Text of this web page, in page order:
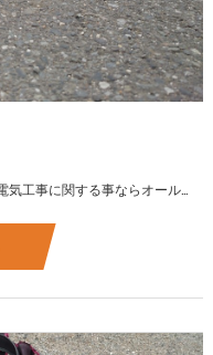
☆あなたの力を是非当社にお貸して下さい 電気工事に関する事ならオールマイティに対応しております（室内配線・室外配線、スイッチコンセント取付け、照明器具取付け、配電盤取付け、エアコン取付け、LANケーブル配線、アンテナ取付けなど） 【工具支給致します】 また新品工具と新品作業服を完全支給を致します。 高品質の作業服と工具入社してくれた方には支給致します♪